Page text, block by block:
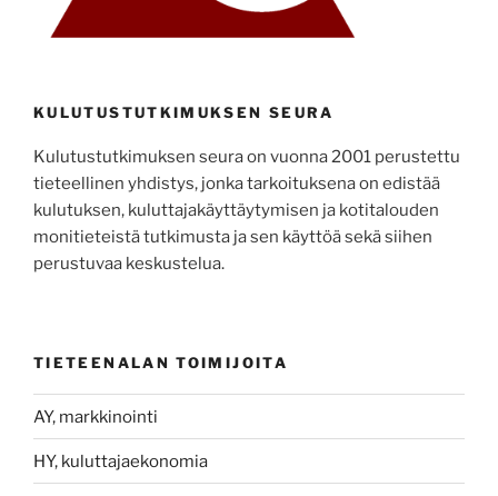
KULUTUSTUTKIMUKSEN SEURA
Kulutustutkimuksen seura on vuonna 2001 perustettu
tieteellinen yhdistys, jonka tarkoituksena on edistää
kulutuksen, kuluttajakäyttäytymisen ja kotitalouden
monitieteistä tutkimusta ja sen käyttöä sekä siihen
perustuvaa keskustelua.
TIETEENALAN TOIMIJOITA
AY, markkinointi
HY, kuluttajaekonomia